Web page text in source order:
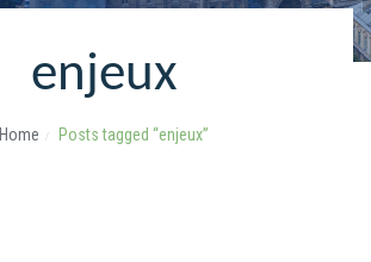
enjeux
Home Posts tagged “enjeux”